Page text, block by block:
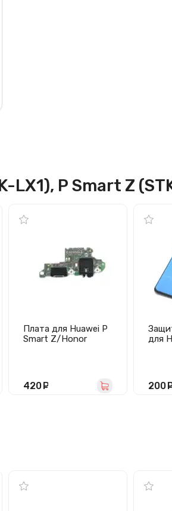
P Smart Z
Плата для Huawei P
Smart Z/Honor
Премиум
420
для
черная
200